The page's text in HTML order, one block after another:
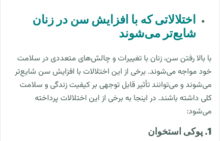
اختلالاتی که با افزایش سن در زنان
شایع‌تر می‌شوند
با بالا رفتن سن، زنان با تغییرات و چالش‌های متعددی در سلامت
خود مواجه می‌شوند. برخی از این اختلالات با افزایش سن شایع‌تر
می‌شوند و می‌توانند تأثیر قابل توجهی بر کیفیت زندگی و سلامت
کلی داشته باشند. در اینجا به برخی از این اختلالات پرداخته
می‌شود:
1. پوکی استخوان